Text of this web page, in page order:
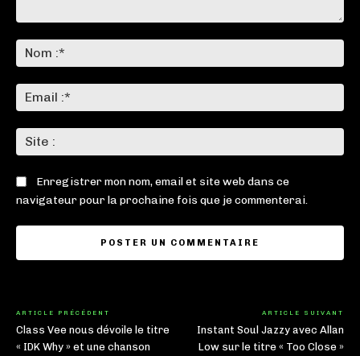
:*
:*
:
Enregistrer mon nom, email et site web dans ce
navigateur pour la prochaine fois que je commenterai.
ARTICLE PRÉCÉDENT
Class Vee nous dévoile le titre
« IDK Why » et une chanson
ARTICLE SUIVANT
Instant Soul Jazzy avec Allan
Low sur le titre « Too Close »